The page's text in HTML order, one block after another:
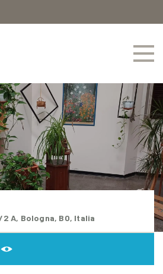
A, Bologna, BO, Italia